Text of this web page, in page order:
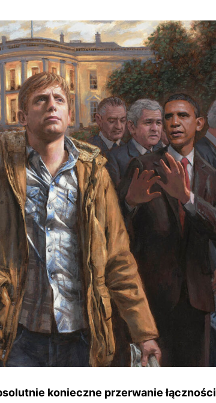
konieczne przerwanie łączności